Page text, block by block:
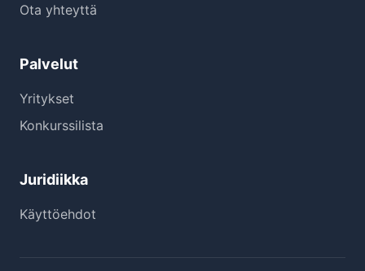
Ota yhteyttä
Palvelut
Yritykset
Konkurssilista
Juridiikka
Käyttöehdot